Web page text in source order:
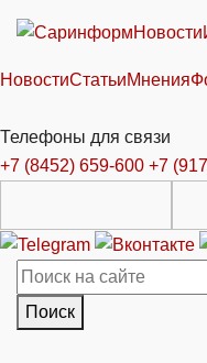
Новости
НовостиСтатьиМнения
Телефоны для связи
+7 (8452) 659-600 +7
Поиск